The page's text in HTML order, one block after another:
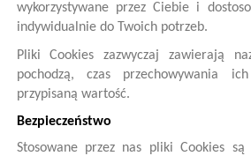
wykorzystywane przez Ciebie i
indywidualnie do Twoich potrzeb.
Pliki Cookies zazwyczaj zawierają
pochodzą, czas przechowywania
przypisaną wartość.
Bezpieczeństwo
Stosowane przez nas pliki Cookies są